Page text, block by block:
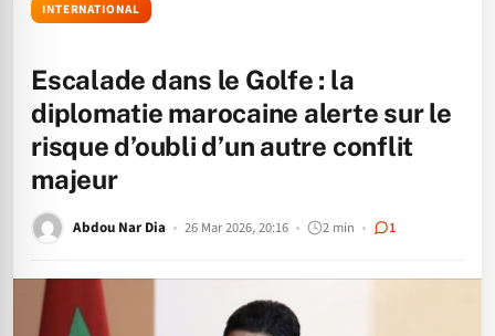
INTERNATIONAL
Escalade dans le Golfe : la
diplomatie marocaine alerte sur le
risque d’oubli d’un autre conflit
majeur
Abdou Nar Dia 26 Mar 2026, 20:16 2 min 1